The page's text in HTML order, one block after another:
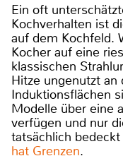
Ein oft
Kochverhalten ist
auf dem Kochfeld.
Kocher auf eine
klassischen
Hitze ungenutzt
Induktionsflächen
Modelle über eine
verfügen und nur
tatsächlich
hat Grenzen.